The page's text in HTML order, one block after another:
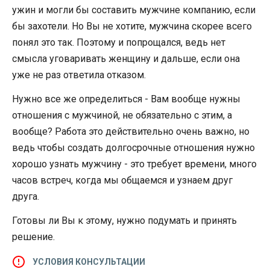
ужин и могли бы составить мужчине компанию, если
бы захотели. Но Вы не хотите, мужчина скорее всего
понял это так. Поэтому и попрощался, ведь нет
смысла уговаривать женщину и дальше, если она
уже не раз ответила отказом.
Нужно все же определиться - Вам вообще нужны
отношения с мужчиной, не обязательно с этим, а
вообще? Работа это действительно очень важно, но
ведь чтобы создать долгосрочные отношения нужно
хорошо узнать мужчину - это требует времени, много
часов встреч, когда мы общаемся и узнаем друг
друга.
Готовы ли Вы к этому, нужно подумать и принять
решение.
УСЛОВИЯ КОНСУЛЬТАЦИИ